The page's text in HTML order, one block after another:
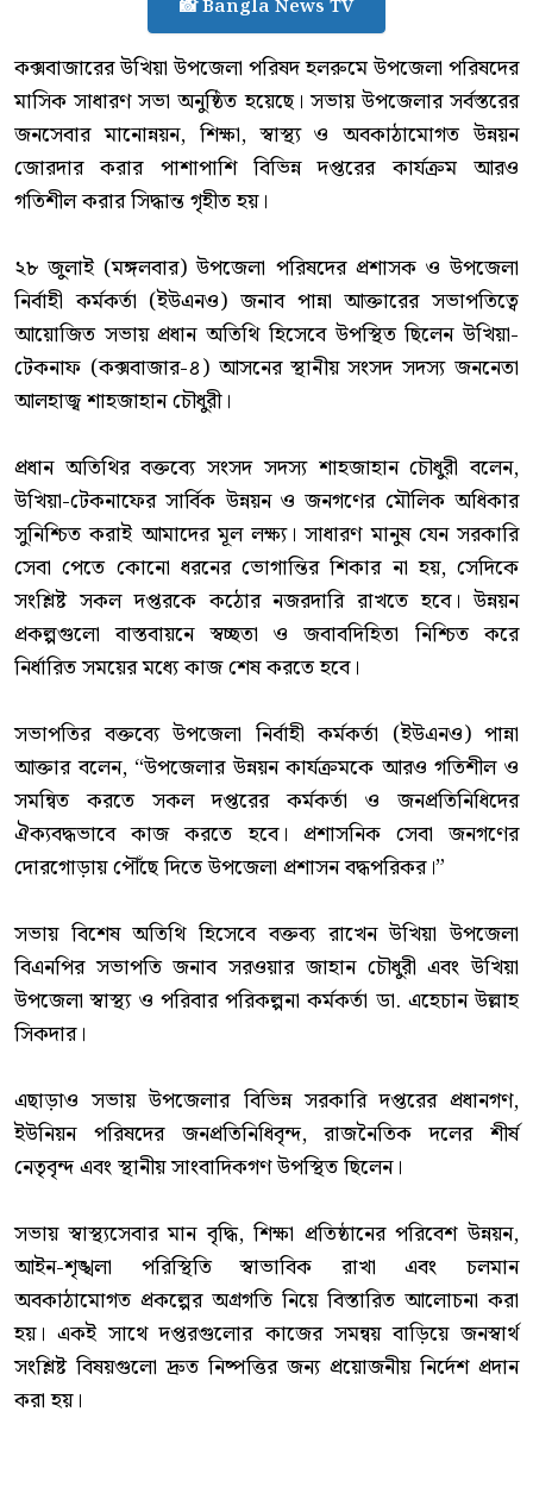
📸 Bangla News TV
‎কক্সবাজারের উখিয়া উপজেলা পরিষদ হলরুমে উপজেলা পরিষদের
মাসিক সাধারণ সভা অনুষ্ঠিত হয়েছে। সভায় উপজেলার সর্বস্তরের
জনসেবার মানোন্নয়ন, শিক্ষা, স্বাস্থ্য ও অবকাঠামোগত উন্নয়ন
জোরদার করার পাশাপাশি বিভিন্ন দপ্তরের কার্যক্রম আরও
গতিশীল করার সিদ্ধান্ত গৃহীত হয়।
‎২৮ জুলাই (মঙ্গলবার) উপজেলা পরিষদের প্রশাসক ও উপজেলা
নির্বাহী কর্মকর্তা (ইউএনও) জনাব পান্না আক্তারের সভাপতিত্বে
আয়োজিত সভায় প্রধান অতিথি হিসেবে উপস্থিত ছিলেন উখিয়া-
টেকনাফ (কক্সবাজার-৪) আসনের স্থানীয় সংসদ সদস্য জননেতা
আলহাজ্ব শাহজাহান চৌধুরী।
‎প্রধান অতিথির বক্তব্যে সংসদ সদস্য শাহজাহান চৌধুরী বলেন,
উখিয়া-টেকনাফের সার্বিক উন্নয়ন ও জনগণের মৌলিক অধিকার
সুনিশ্চিত করাই আমাদের মূল লক্ষ্য। সাধারণ মানুষ যেন সরকারি
সেবা পেতে কোনো ধরনের ভোগান্তির শিকার না হয়, সেদিকে
সংশ্লিষ্ট সকল দপ্তরকে কঠোর নজরদারি রাখতে হবে। উন্নয়ন
প্রকল্পগুলো বাস্তবায়নে স্বচ্ছতা ও জবাবদিহিতা নিশ্চিত করে
নির্ধারিত সময়ের মধ্যে কাজ শেষ করতে হবে।
‎সভাপতির বক্তব্যে উপজেলা নির্বাহী কর্মকর্তা (ইউএনও) পান্না
আক্তার বলেন, “উপজেলার উন্নয়ন কার্যক্রমকে আরও গতিশীল ও
সমন্বিত করতে সকল দপ্তরের কর্মকর্তা ও জনপ্রতিনিধিদের
ঐক্যবদ্ধভাবে কাজ করতে হবে। প্রশাসনিক সেবা জনগণের
দোরগোড়ায় পৌঁছে দিতে উপজেলা প্রশাসন বদ্ধপরিকর।”
‎সভায় বিশেষ অতিথি হিসেবে বক্তব্য রাখেন উখিয়া উপজেলা
বিএনপির সভাপতি জনাব সরওয়ার জাহান চৌধুরী এবং উখিয়া
উপজেলা স্বাস্থ্য ও পরিবার পরিকল্পনা কর্মকর্তা ডা. এহেচান উল্লাহ
সিকদার।
‎এছাড়াও সভায় উপজেলার বিভিন্ন সরকারি দপ্তরের প্রধানগণ,
ইউনিয়ন পরিষদের জনপ্রতিনিধিবৃন্দ, রাজনৈতিক দলের শীর্ষ
নেতৃবৃন্দ এবং স্থানীয় সাংবাদিকগণ উপস্থিত ছিলেন।
‎সভায় স্বাস্থ্যসেবার মান বৃদ্ধি, শিক্ষা প্রতিষ্ঠানের পরিবেশ উন্নয়ন,
আইন-শৃঙ্খলা পরিস্থিতি স্বাভাবিক রাখা এবং চলমান
অবকাঠামোগত প্রকল্পের অগ্রগতি নিয়ে বিস্তারিত আলোচনা করা
হয়। একই সাথে দপ্তরগুলোর কাজের সমন্বয় বাড়িয়ে জনস্বার্থ
সংশ্লিষ্ট বিষয়গুলো দ্রুত নিষ্পত্তির জন্য প্রয়োজনীয় নির্দেশ প্রদান
করা হয়।